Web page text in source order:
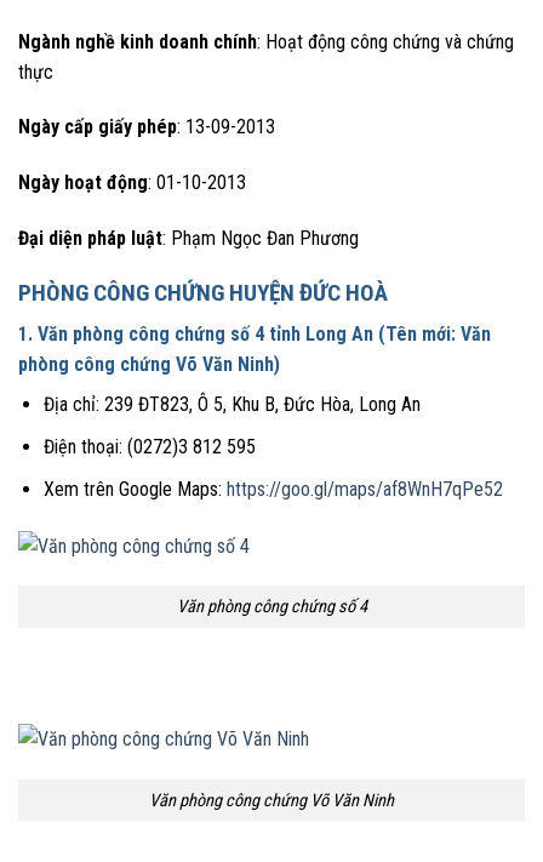
Ngành nghề kinh doanh chính: Hoạt động công chứng và chứng
thực
Ngày cấp giấy phép: 13-09-2013
Ngày hoạt động: 01-10-2013
Đại diện pháp luật: Phạm Ngọc Đan Phương
PHÒNG CÔNG CHỨNG HUYỆN ĐỨC HOÀ
1. Văn phòng công chứng số 4 tỉnh Long An (Tên mới: Văn
phòng công chứng Võ Văn Ninh)
Địa chỉ: 239 ĐT823, Ô 5, Khu B, Đức Hòa, Long An
Điện thoại: (0272)3 812 595
Xem trên Google Maps: https://goo.gl/maps/af8WnH7qPe52
Văn phòng công chứng số 4
Văn phòng công chứng Võ Văn Ninh